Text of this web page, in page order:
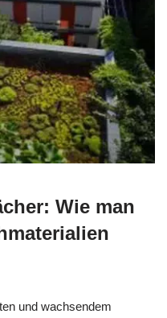
Wie man
und wachsendem